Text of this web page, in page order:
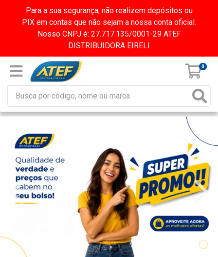
Para a sua segurança, não realizem depósitos ou
PIX em contas que não sejam a nossa conta oficial.
Nosso CNPJ é: 27.717.135/0001-29 ATEF
DISTRIBUIDORA EIRELI
0